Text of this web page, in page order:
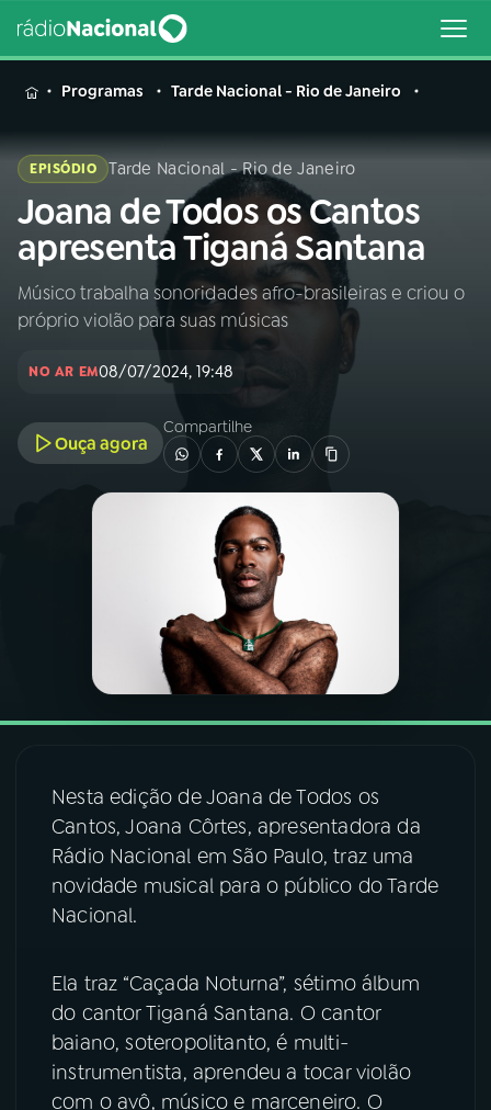
MENU
Buscar
na
Rádio
Nacional
Buscar
AO VIVO
PROGRAMAS
PODCASTS
07ÚLTIMAS
FESTIVAL DE MÚSICA
ACOMPANHE A RÁDIO NACIONAL
YouTube Facebook
Instagram X
Programas Tarde Nacional - Rio de Janeiro
EPISÓDIO Tarde Nacional - Rio de Janeiro
Joana de Todos os Cantos
apresenta Tiganá Santana
Músico trabalha sonoridades afro-brasileiras e criou o
próprio violão para suas músicas
NO AR EM08/07/2024, 19:48
Ouça agora
Compartilhe
Nesta edição de Joana de Todos os
Cantos, Joana Côrtes, apresentadora da
Rádio Nacional em São Paulo, traz uma
novidade musical para o público do Tarde
Nacional.
Ela traz “Caçada Noturna”, sétimo álbum
do cantor Tiganá Santana. O cantor
baiano, soteropolitanto, é multi-
instrumentista, aprendeu a tocar violão
com o avô, músico e marceneiro. O